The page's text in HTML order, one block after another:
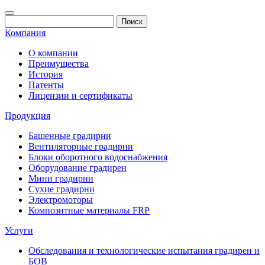
Компания
О компании
Преимущества
История
Патенты
Лицензии и сертификаты
Продукция
Башенные градирни
Вентиляторные градирни
Блоки оборотного водоснабжения
Оборудование градирен
Мини градирни
Сухие градирни
Электромоторы
Композитные материалы FRP
Услуги
Обследования и технологические испытания градирен и
БОВ